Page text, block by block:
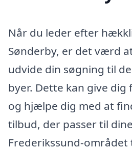
Når du leder efter
Sønderby, er det værd
udvide din søgning til
byer. Dette kan give
og hjælpe dig med at
tilbud, der passer til
Frederikssund-